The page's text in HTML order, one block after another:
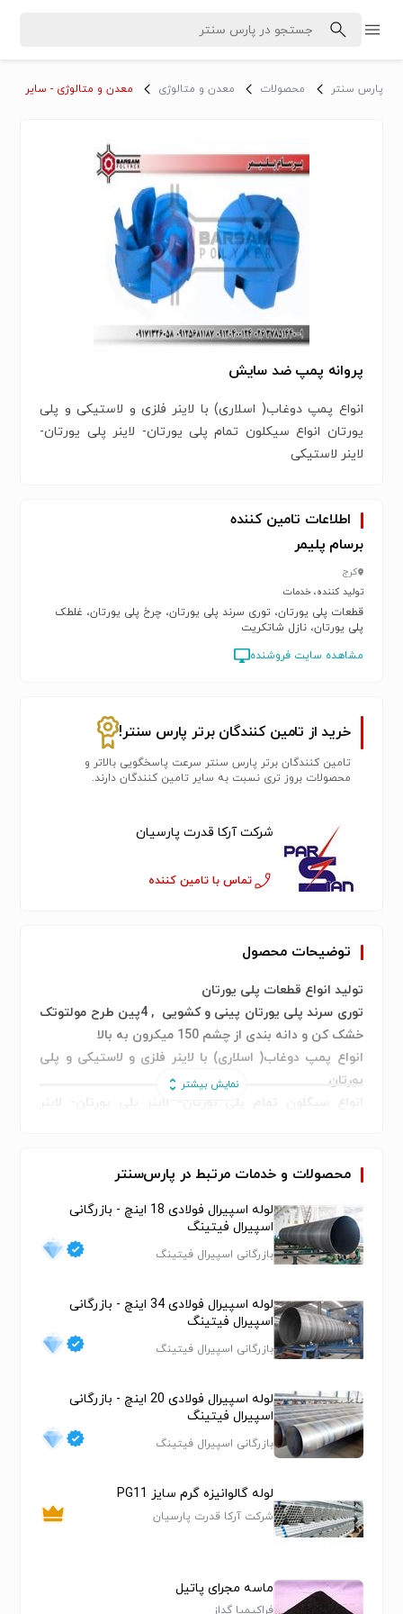
پارس سنتر محصولات معدن و متالوژی معدن و متالوژی - سایر
پروانه پمپ ضد سایش
انواع پمپ دوغاب( اسلاری) با لاینر فلزی و لاستیکی و پلی
یورتان انواع سیکلون تمام پلی یورتان- لاینر پلی یورتان-
لاینر لاستیکی
اطلاعات تامین کننده
برسام پلیمر
کرج
تولید کننده، خدمات
قطعات پلی یورتان، توری سرند پلی یورتان، چرخ پلی یورتان، غلطک
پلی یورتان، نازل شاتکریت
مشاهده سایت فروشنده
خرید از تامین کنندگان برتر پارس سنتر!
تامین کنندگان برتر پارس سنتر سرعت پاسخگویی بالاتر و
محصولات بروز تری نسبت به سایر تامین کنندگان دارند.
شرکت آرکا قدرت پارسیان
تماس با تامین کننده
توضیحات محصول
تولید انواع قطعات پلی یورتان
توری سرند پلی یورتان پینی و کشویی ,
4پین طرح مولتوتک
خشک کن و دانه بندی از چشم 150 میکرون به بالا
انواع پمپ دوغاب( اسلاری) با لاینر فلزی و لاستیکی و پلی
یورتان
انواع سیکلون تمام پلی یورتان- لاینر پلی یورتان- لاینر
ضدخوردگی پلی یورتان
چرخ پلی یورتان
دستگاه خشک کن
توری سرند خشک کن
پنل سرند
سگمنت
سگمنت سرند
مش پلی یورتان
مش خشک کن
سرند آبگیر
آبگیری
توری آبگیر
کاشی سرند
سیکلون
سایکلون
محصولات و خدمات مرتبط در پارس‌سنتر
لوله اسپیرال فولادی 18 اینچ - بازرگانی
اسپیرال فیتینگ
بازرگانی اسپیرال فیتینگ
لوله اسپیرال فولادی 34 اینچ - بازرگانی
اسپیرال فیتینگ
بازرگانی اسپیرال فیتینگ
لوله اسپیرال فولادی 20 اینچ - بازرگانی
اسپیرال فیتینگ
بازرگانی اسپیرال فیتینگ
لوله گالوانیزه گرم سایز PG11
شرکت آرکا قدرت پارسیان
ماسه مجرای پاتیل
فراکیمیا گداز